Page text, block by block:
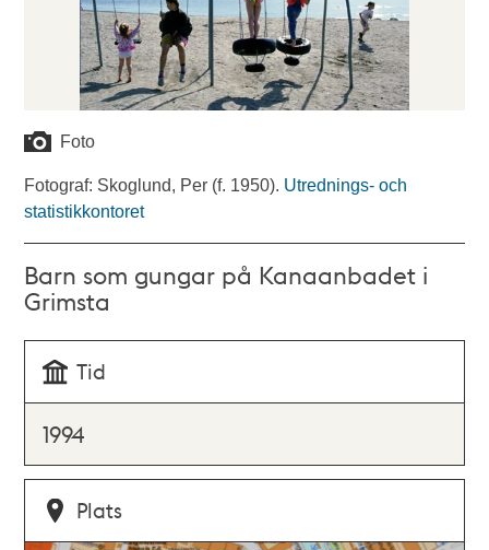
Foto
Fotograf: Skoglund, Per (f. 1950). Utrednings- och
statistikkontoret
Barn som gungar på Kanaanbadet i
Grimsta
Tid
1994
Plats